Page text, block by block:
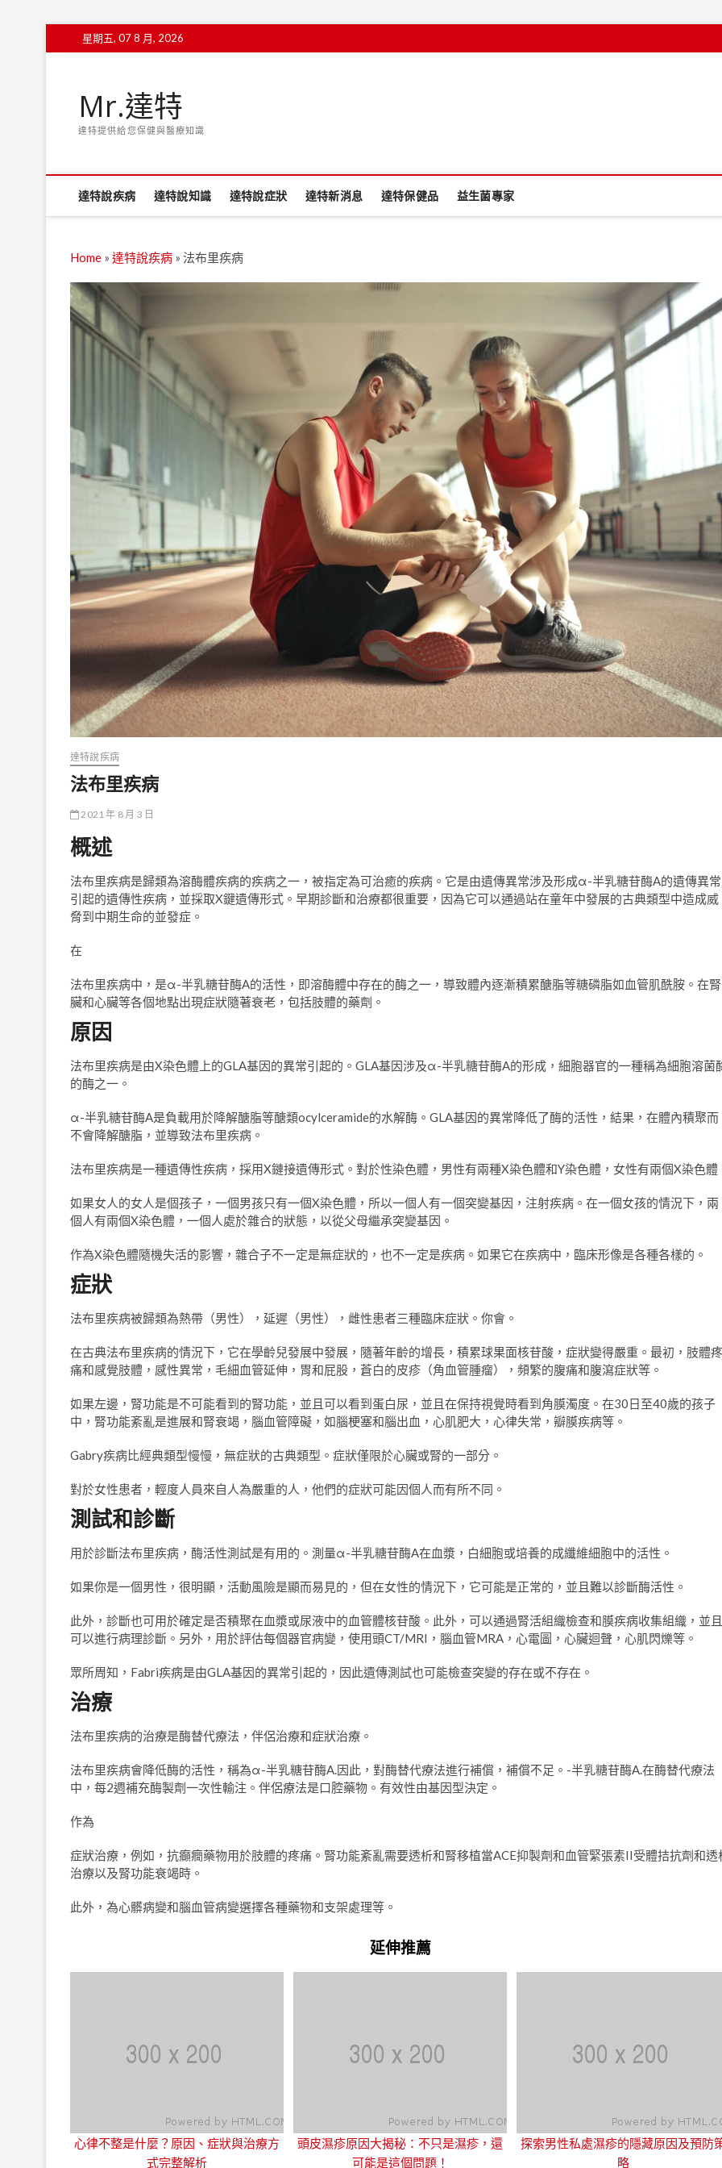
to
星期五, 07 8 月, 2026
Mr.達特
達特提供給您保健與醫療知識
達特說疾病 達特說知識 達特說症狀 達特新消息 達特保健品 益生菌專家
Home » 達特說疾病 » 法布里疾病
達特說疾病
法布里疾病
2021 年 8 月 3 日
概述
法布里疾病是歸類為溶酶體疾病的疾病之一，被指定為可治癒的疾病。它是由遺傳異常涉及形成α-半乳糖苷酶A的遺傳異常
引起的遺傳性疾病，並採取X鍵遺傳形式。早期診斷和治療都很重要，因為它可以通過站在童年中發展的古典類型中造成威
脅到中期生命的並發症。
在
法布里疾病中，是α-半乳糖苷酶A的活性，即溶酶體中存在的酶之一，導致體內逐漸積累醣脂等糖磷脂如血管肌酰胺。在腎
臟和心臟等各個地點出現症狀隨著衰老，包括肢體的藥劑。
原因
法布里疾病是由X染色體上的GLA基因的異常引起的。GLA基因涉及α-半乳糖苷酶A的形成，細胞器官的一種稱為細胞溶菌
的酶之一。
α-半乳糖苷酶A是負載用於降解醣脂等醣類ocylceramide的水解酶。GLA基因的異常降低了酶的活性，結果，在體內積聚而
不會降解醣脂，並導致法布里疾病。
法布里疾病是一種遺傳性疾病，採用X鏈接遺傳形式。對於性染色體，男性有兩種X染色體和Y染色體，女性有兩個X染色體
如果女人的女人是個孩子，一個男孩只有一個X染色體，所以一個人有一個突變基因，注射疾病。在一個女孩的情況下，兩
個人有兩個X染色體，一個人處於雜合的狀態，以從父母繼承突變基因。
作為X染色體隨機失活的影響，雜合子不一定是無症狀的，也不一定是疾病。如果它在疾病中，臨床形像是各種各樣的。
症狀
法布里疾病被歸類為熱帶（男性），延遲（男性），雌性患者三種臨床症狀。你會。
在古典法布里疾病的情況下，它在學齡兒發展中發展，隨著年齡的增長，積累球果面核苷酸，症狀變得嚴重。最初，肢體疼
痛和感覺肢體，感性異常，毛細血管延伸，胃和屁股，蒼白的皮疹（角血管腫瘤），頻繁的腹痛和腹瀉症狀等。
如果左邊，腎功能是不可能看到的腎功能，並且可以看到蛋白尿，並且在保持視覺時看到角膜濁度。在30日至40歲的孩子
中，腎功能紊亂是進展和腎衰竭，腦血管障礙，如腦梗塞和腦出血，心肌肥大，心律失常，瓣膜疾病等。
Gabry疾病比經典類型慢慢，無症狀的古典類型。症狀僅限於心臟或腎的一部分。
對於女性患者，輕度人員來自人為嚴重的人，他們的症狀可能因個人而有所不同。
測試和診斷
用於診斷法布里疾病，酶活性測試是有用的。測量α-半乳糖苷酶A在血漿，白細胞或培養的成纖維細胞中的活性。
如果你是一個男性，很明顯，活動風險是顯而易見的，但在女性的情況下，它可能是正常的，並且難以診斷酶活性。
此外，診斷也可用於確定是否積聚在血漿或尿液中的血管體核苷酸。此外，可以通過腎活組織檢查和膜疾病收集組織，並且
可以進行病理診斷。另外，用於評估每個器官病變，使用頭CT/MRI，腦血管MRA，心電圖，心臟迴聲，心肌閃爍等。
眾所周知，Fabri疾病是由GLA基因的異常引起的，因此遺傳測試也可能檢查突變的存在或不存在。
治療
法布里疾病的治療是酶替代療法，伴侶治療和症狀治療。
法布里疾病會降低酶的活性，稱為α-半乳糖苷酶A.因此，對酶替代療法進行補償，補償不足。-半乳糖苷酶A.在酶替代療法
中，每2週補充酶製劑一次性輸注。伴侶療法是口腔藥物。有效性由基因型決定。
作為
症狀治療，例如，抗癲癇藥物用於肢體的疼痛。腎功能紊亂需要透析和腎移植當ACE抑製劑和血管緊張素II受體拮抗劑和透
治療以及腎功能衰竭時。
此外，為心髒病變和腦血管病變選擇各種藥物和支架處理等。
延伸推薦
心律不整是什麼？原因、症狀與治療方
式完整解析
頭皮濕疹原因大揭秘：不只是濕疹，還
可能是這個問題！
探索男性私處濕疹的隱藏原因及預防
略